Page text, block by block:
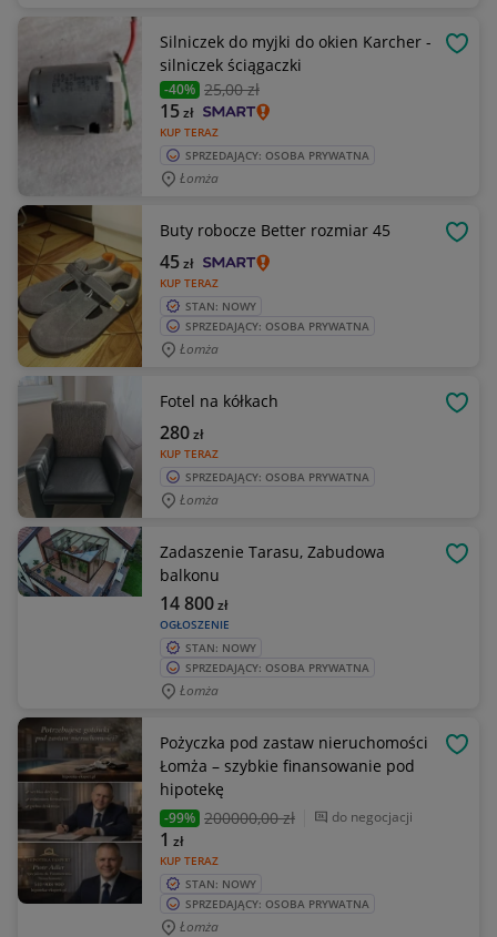
Silniczek do myjki do okien Karcher -
silniczek ściągaczki
-40% 25,00 zł
KUP TERAZ
15zł
SPRZEDAJĄCY: OSOBA PRYWATNA
Łomża
Buty robocze Better rozmiar 45
KUP TERAZ
45zł
STAN: NOWY
SPRZEDAJĄCY: OSOBA PRYWATNA
Łomża
Fotel na kółkach
KUP TERAZ
280zł
SPRZEDAJĄCY: OSOBA PRYWATNA
Łomża
Zadaszenie Tarasu, Zabudowa
balkonu
OGŁOSZENIE
14 800zł
STAN: NOWY
SPRZEDAJĄCY: OSOBA PRYWATNA
Łomża
Pożyczka pod zastaw nieruchomości
Łomża – szybkie finansowanie pod
hipotekę
-99% 200000,00 zł do negocjacji
KUP TERAZ
1 zł
STAN: NOWY
SPRZEDAJĄCY: OSOBA PRYWATNA
Łomża